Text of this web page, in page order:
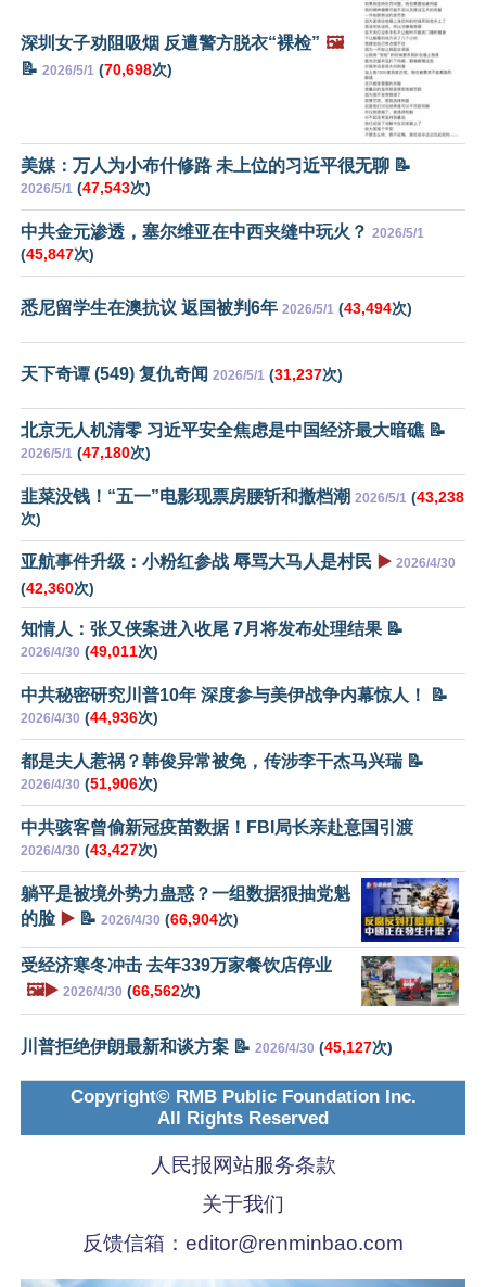
深圳女子劝阻吸烟 反遭警方脱衣“裸检” 🖼️
📝 2026/5/1 (70,698次)
美媒：万人为小布什修路 未上位的习近平很无聊 📝
2026/5/1 (47,543次)
中共金元渗透，塞尔维亚在中西夹缝中玩火？ 2026/5/1
(45,847次)
悉尼留学生在澳抗议 返国被判6年 2026/5/1 (43,494次)
天下奇谭 (549) 复仇奇闻 2026/5/1 (31,237次)
北京无人机清零 习近平安全焦虑是中国经济最大暗礁 📝
2026/5/1 (47,180次)
韭菜没钱！“五一”电影现票房腰斩和撤档潮 2026/5/1 (43,238
次)
亚航事件升级：小粉红参战 辱骂大马人是村民 ▶️ 2026/4/30
(42,360次)
知情人：张又侠案进入收尾 7月将发布处理结果 📝
2026/4/30 (49,011次)
中共秘密研究川普10年 深度参与美伊战争内幕惊人！ 📝
2026/4/30 (44,936次)
都是夫人惹祸？韩俊异常被免，传涉李干杰马兴瑞 📝
2026/4/30 (51,906次)
中共骇客曾偷新冠疫苗数据！FBI局长亲赴意国引渡
2026/4/30 (43,427次)
躺平是被境外势力蛊惑？一组数据狠抽党魁
的脸 ▶️ 📝 2026/4/30 (66,904次)
受经济寒冬冲击 去年339万家餐饮店停业
🖼️▶️ 2026/4/30 (66,562次)
川普拒绝伊朗最新和谈方案 📝 2026/4/30 (45,127次)
Copyright© RMB Public Foundation Inc.
All Rights Reserved
人民报网站服务条款
关于我们
反馈信箱： editor@renminbao.com